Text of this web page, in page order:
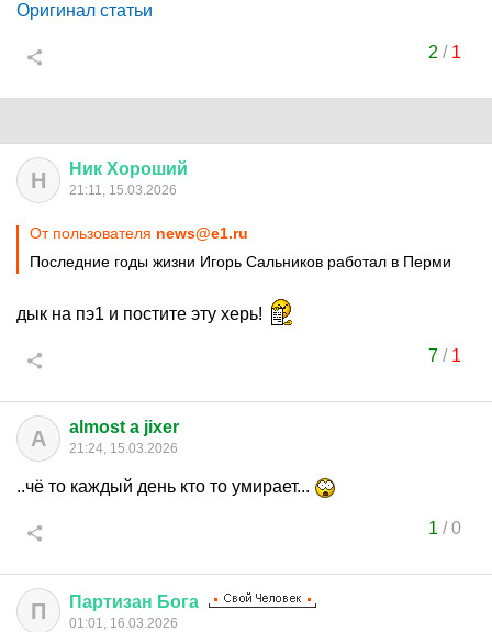
Оригинал статьи
2 / 1
Н Ник Хороший
21:11, 15.03.2026
От пользователя news@e1.ru
Последние годы жизни Игорь Сальников работал в Перми
дык на пэ1 и постите эту херь!
7/ 1
A almost a jixer
21:24, 15.03.2026
..чё то каждый день кто то умирает...
1 /0
П Партизан Бога
01:01, 16.03.2026